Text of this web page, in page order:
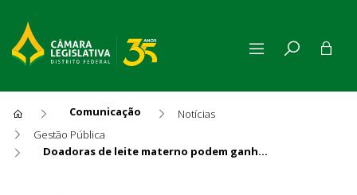
Comunicação
Notícias
Gestão Pública
Doadoras de leite materno podem ganhar isenção de taxa de inscrição para concursos